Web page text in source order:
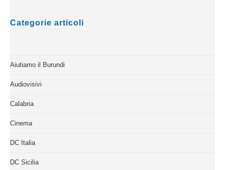
Categorie articoli
Aiutiamo il Burundi
Audiovisivi
Calabria
Cinema
DC Italia
DC Sicilia